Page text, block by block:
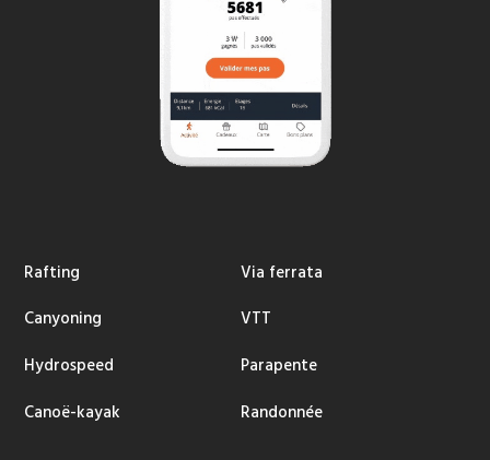
Rafting
Canyoning
Hydrospeed
Canoë-kayak
Via ferrata
VTT
Parapente
Randonnée